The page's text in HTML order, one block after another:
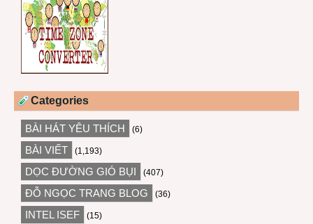
Categories
BÀI HÁT YÊU THÍCH (6)
BÀI VIẾT (1,193)
DỌC ĐƯỜNG GIÓ BỤI (407)
ĐỖ NGỌC TRANG BLOG (36)
INTEL ISEF (15)